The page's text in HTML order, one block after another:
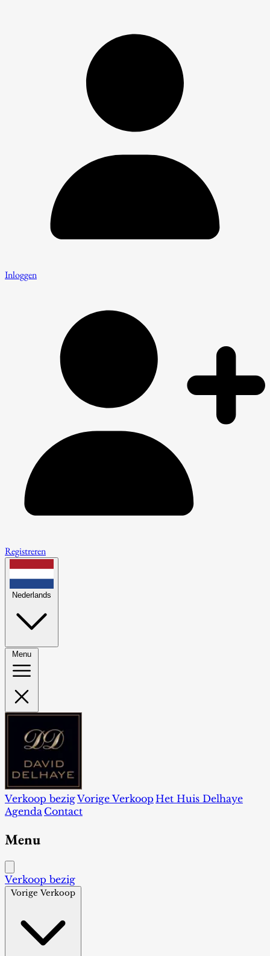
Inloggen
Registreren
Nederlands
Menu
Verkoop bezigVorige Verkoop Het Huis Delhaye
Agenda Contact
Menu
Verkoop bezig
Vorige Verkoop